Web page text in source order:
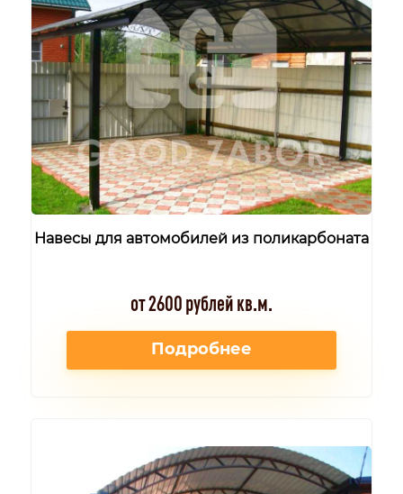
Навесы для автомобилей из поликарбоната
от 2600 рублей кв.м.
Подробнее